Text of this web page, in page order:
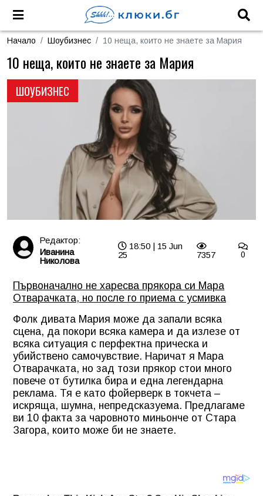
Начало Шоубизнес 10 неща, които не знаете за Мария
ШОУБИЗНЕС
10 неща, които не знаете за Мария
Редактор:
Иванина
Николова
18:50 | 15 Jun
25
7357 0
Първоначално не харесва прякора си Мара
Отварачката, но после го приема с усмивка
Фолк дивата Мария може да запали всяка
сцена, да покори всяка камера и да излезе от
всяка ситуация с перфектна прическа и
убийствено самочувствие. Наричат я Мара
Отварачката, но зад този прякор стои много
повече от бутилка бира и една легендарна
реклама. Тя е като фойерверк в токчета –
искряща, шумна, непредсказуема. Предлагаме
ви 10 факта за чаровното миньонче от Стара
Загора, които може би не знаете.